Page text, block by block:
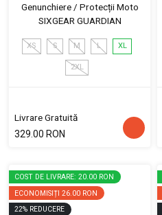
Genunchiere / Protecții Moto
SIXGEAR GUARDIAN
XS S M L XL
2XL
Livrare Gratuită
329.00 RON
COST DE LIVRARE: 20.00 RON
ECONOMISIȚI 26.00 RON
22% REDUCERE